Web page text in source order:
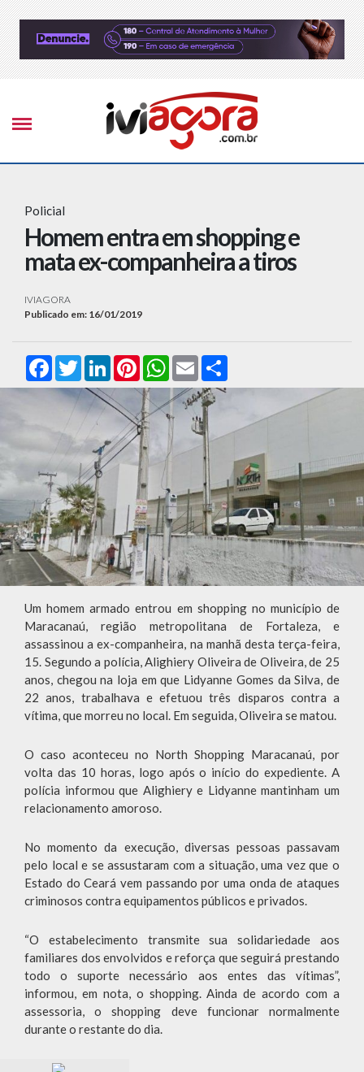
Policial
Homem entra em shopping e
mata ex-companheira a tiros
IVIAGORA
Publicado em: 16/01/2019
FacebookTwitterLinkedInPinterestWhatsApp
Email
Um homem armado entrou em shopping no município de
Maracanaú, região metropolitana de Fortaleza, e
assassinou a ex-companheira, na manhã desta terça-feira,
15. Segundo a polícia, Alighiery Oliveira de Oliveira, de 25
anos, chegou na loja em que Lidyanne Gomes da Silva, de
22 anos, trabalhava e efetuou três disparos contra a
vítima, que morreu no local. Em seguida, Oliveira se matou.
O caso aconteceu no North Shopping Maracanaú, por
volta das 10 horas, logo após o início do expediente. A
polícia informou que Alighiery e Lidyanne mantinham um
relacionamento amoroso.
No momento da execução, diversas pessoas passavam
pelo local e se assustaram com a situação, uma vez que o
Estado do Ceará vem passando por uma onda de ataques
criminosos contra equipamentos públicos e privados.
“O estabelecimento transmite sua solidariedade aos
familiares dos envolvidos e reforça que seguirá prestando
todo o suporte necessário aos entes das vítimas”,
informou, em nota, o shopping. Ainda de acordo com a
assessoria, o shopping deve funcionar normalmente
durante o restante do dia.